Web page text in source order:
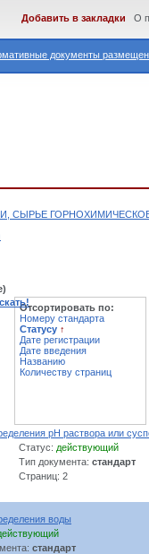
документы
Добавить в закладки О
СЫРЬЕ
Отсортировать по:
Номеру стандарта
Статусу ↑
Дате регистрации
Дате введения
Названию
Количеству страниц
рН раствора или
Статус: действующий
Тип документа: стандарт
Страниц: 2
воды
стандарт